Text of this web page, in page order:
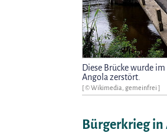
Diese Brücke wurde
Angola zerstört.
[ © Wikimedia, gemeinfrei ]
Bürgerkrieg in